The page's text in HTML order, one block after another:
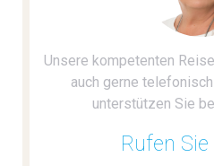
Unsere kompetenten
auch gerne
unterstützen Sie
Rufen